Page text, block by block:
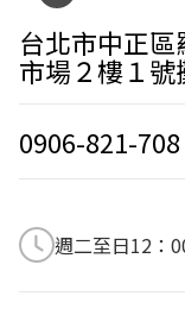
台北市中正
市場２樓１號
0906-821-708
週二至日12：